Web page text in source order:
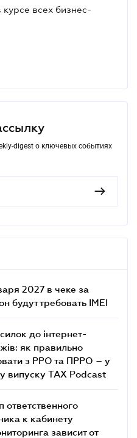
всех бизнес-
digest о ключевых событиях
2027 в чеке за
будут требовать IMEI
до інтернет-
як правильно
з РРО та ПРРО – у
випуску TAX Podcast
ответственного
к кабинету
зависит от